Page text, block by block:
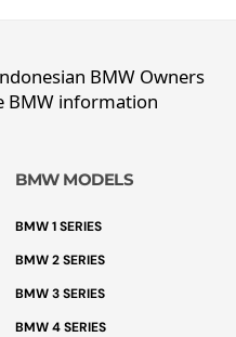
BMW Owners
BMW information
BMW MODELS
BMW 1 SERIES
BMW 2 SERIES
BMW 3 SERIES
BMW 4 SERIES